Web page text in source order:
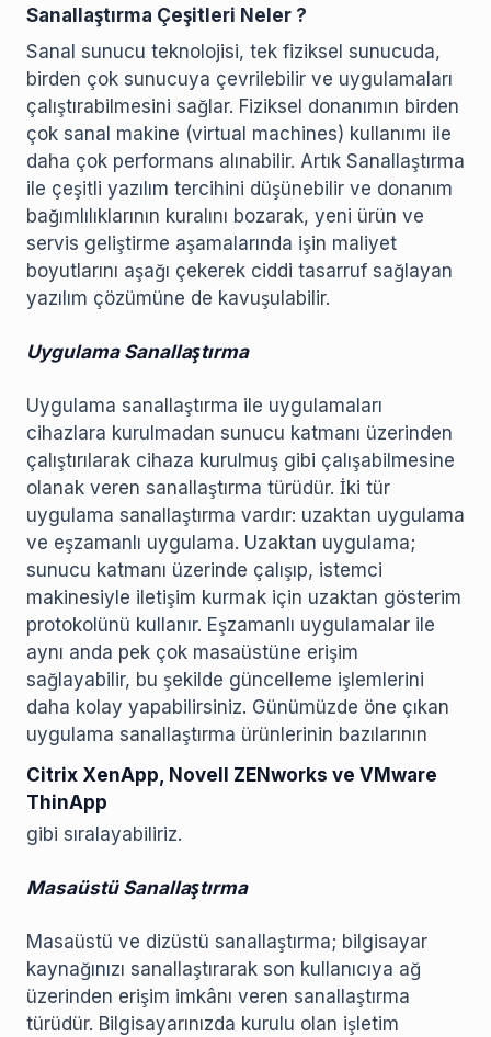
Sanallaştırma Çeşitleri Neler ?
Sanal sunucu teknolojisi, tek fiziksel sunucuda,
birden çok sunucuya çevrilebilir ve uygulamaları
çalıştırabilmesini sağlar. Fiziksel donanımın birden
çok sanal makine (virtual machines) kullanımı ile
daha çok performans alınabilir. Artık Sanallaştırma
ile çeşitli yazılım tercihini düşünebilir ve donanım
bağımlılıklarının kuralını bozarak, yeni ürün ve
servis geliştirme aşamalarında işin maliyet
boyutlarını aşağı çekerek ciddi tasarruf sağlayan
yazılım çözümüne de kavuşulabilir.
Uygulama Sanallaştırma
Uygulama sanallaştırma ile uygulamaları
cihazlara kurulmadan sunucu katmanı üzerinden
çalıştırılarak cihaza kurulmuş gibi çalışabilmesine
olanak veren sanallaştırma türüdür. İki tür
uygulama sanallaştırma vardır: uzaktan uygulama
ve eşzamanlı uygulama. Uzaktan uygulama;
sunucu katmanı üzerinde çalışıp, istemci
makinesiyle iletişim kurmak için uzaktan gösterim
protokolünü kullanır. Eşzamanlı uygulamalar ile
aynı anda pek çok masaüstüne erişim
sağlayabilir, bu şekilde güncelleme işlemlerini
daha kolay yapabilirsiniz. Günümüzde öne çıkan
uygulama sanallaştırma ürünlerinin bazılarının
Citrix XenApp, Novell ZENworks ve VMware
ThinApp
gibi sıralayabiliriz.
Masaüstü Sanallaştırma
Masaüstü ve dizüstü sanallaştırma; bilgisayar
kaynağınızı sanallaştırarak son kullanıcıya ağ
üzerinden erişim imkânı veren sanallaştırma
türüdür. Bilgisayarınızda kurulu olan işletim